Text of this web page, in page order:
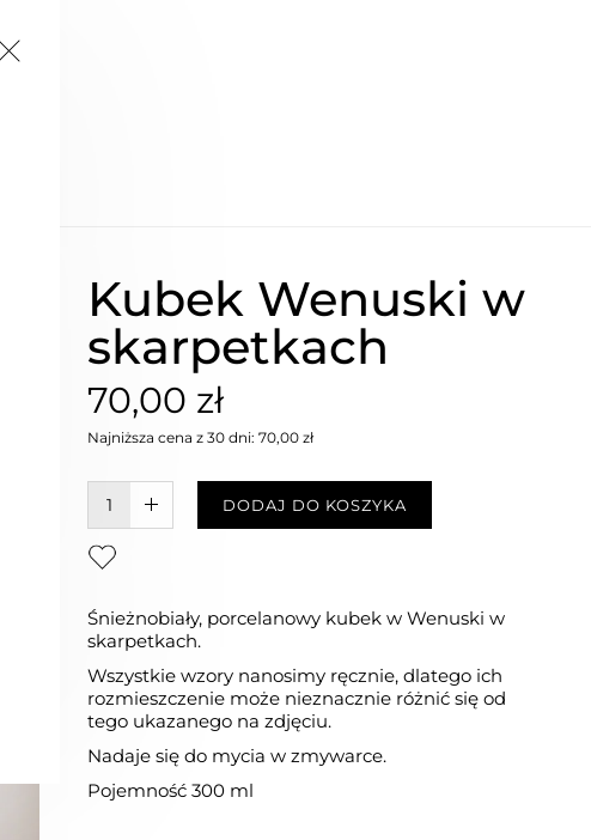
Kubek Wenuski w
skarpetkach
70,00 zł
Najniższa cena z 30 dni: 70,00 zł
W KOSZYKU :)DODAJ DO KOSZYKA
Śnieżnobiały, porcelanowy kubek w Wenuski w
skarpetkach.
Wszystkie wzory nanosimy ręcznie, dlatego ich
rozmieszczenie może nieznacznie różnić się od
tego ukazanego na zdjęciu.
Nadaje się do mycia w zmywarce.
Pojemność 300 ml